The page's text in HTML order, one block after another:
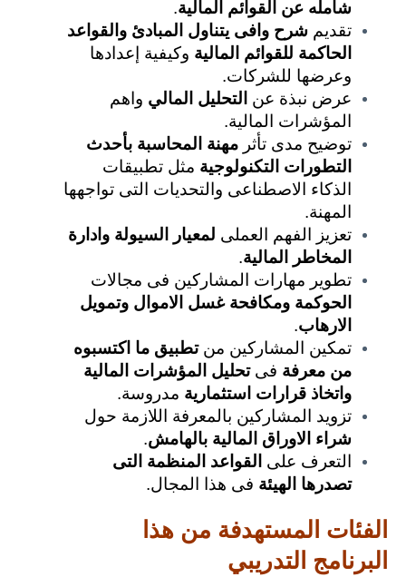
شامله عن القوائم المالية.
تقديم شرح وافى يتناول المبادئ والقواعد
الحاكمة للقوائم المالية وكيفية إعدادها
وعرضها للشركات.
عرض نبذة عن التحليل المالي واهم
المؤشرات المالية.
توضيح مدى تأثر مهنة المحاسبة بأحدث
التطورات التكنولوجية مثل تطبيقات
الذكاء الاصطناعى والتحديات التى تواجهها
المهنة.
تعزيز الفهم العملى لمعيار السيولة وادارة
المخاطر المالية.
تطوير مهارات المشاركين فى مجالات
الحوكمة ومكافحة غسل الاموال وتمويل
الارهاب.
تمكين المشاركين منتطبيق ما اكتسبوه
من معرفة فىتحليل المؤشرات المالية
واتخاذ قرارات استثمارية مدروسة.
تزويد المشاركين بالمعرفة اللازمة حول
شراء الاوراق المالية بالهامش.
التعرف على القواعد المنظمة التى
تصدرها الهيئة فى هذا المجال.
الفئات المستهدفة من هذا
البرنامج التدريبي